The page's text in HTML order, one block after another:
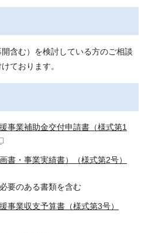
含む）を検討している方のご相談
ております。
事業補助金交付申請書（様式第1
書・事業実績書）（様式第2号）
要のある書類を含む
事業収支予算書（様式第3号）